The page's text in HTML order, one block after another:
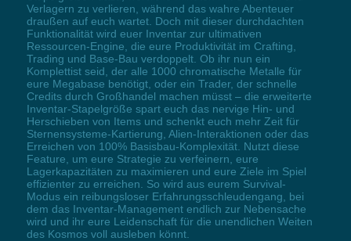
Verlagern zu verlieren, während das wahre Abenteuer
draußen auf euch wartet. Doch mit dieser durchdachten
Funktionalität wird euer Inventar zur ultimativen
Ressourcen-Engine, die eure Produktivität im Crafting,
Trading und Base-Bau verdoppelt. Ob ihr nun ein
Komplettist seid, der alle 1000 chromatische Metalle für
eure Megabase benötigt, oder ein Trader, der schnelle
Credits durch Großhandel machen müsst – die erweiterte
Inventar-Stapelgröße spart euch das nervige Hin- und
Herschieben von Items und schenkt euch mehr Zeit für
Sternensysteme-Kartierung, Alien-Interaktionen oder das
Erreichen von 100% Basisbau-Komplexität. Nutzt diese
Feature, um eure Strategie zu verfeinern, eure
Lagerkapazitäten zu maximieren und eure Ziele im Spiel
effizienter zu erreichen. So wird aus eurem Survival-
Modus ein reibungsloser Erfahrungsschleudengang, bei
dem das Inventar-Management endlich zur Nebensache
wird und ihr eure Leidenschaft für die unendlichen Weiten
des Kosmos voll ausleben könnt.